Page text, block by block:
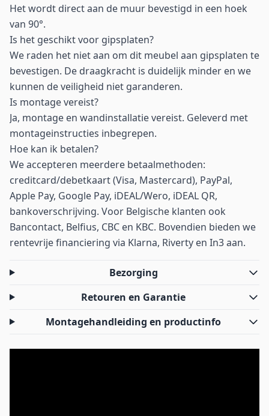
Het wordt direct aan de muur bevestigd in een hoek
van 90°.
Is het geschikt voor gipsplaten?
We raden het niet aan om dit meubel aan gipsplaten te
bevestigen. De draagkracht is duidelijk minder en we
kunnen de veiligheid niet garanderen.
Is montage vereist?
Ja, montage en wandinstallatie vereist. Geleverd met
montageinstructies inbegrepen.
Hoe kan ik betalen?
We accepteren meerdere betaalmethoden:
creditcard/debetkaart (Visa, Mastercard), PayPal,
Apple Pay, Google Pay, iDEAL/Wero, iDEAL QR,
bankoverschrijving. Voor Belgische klanten ook
Bancontact, Belfius, CBC en KBC. Bovendien bieden we
rentevrije financiering via Klarna, Riverty en In3 aan.
Bezorging
Retouren en Garantie
Montagehandleiding en productinfo